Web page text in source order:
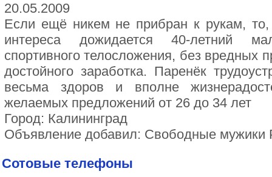
20.05.2009
Если ещё никем не прибран к рукам,
интереса дожидается 40-летний
спортивного телосложения, без вредных
достойного заработка. Паренёк
весьма здоров и вполне
желаемых предложений от 26 до 34 лет
Город: Калининград
Объявление добавил: Свободные мужики
Сотовые телефоны